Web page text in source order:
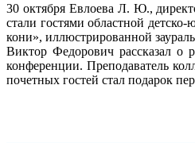
30 октября Евлоева Л. Ю.,
стали гостями областной
кони», иллюстрированной
Виктор Федорович рассказал о
конференции. Преподаватель
почетных гостей стал подарок